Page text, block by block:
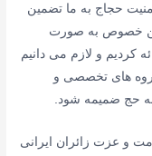
حجاج به ما تضمین
خود را در این خصوص به صورت
کردیم و لازم می دانیم
های تخصصی و
حج ضمیمه شود.
و عزت زائران ایرانی